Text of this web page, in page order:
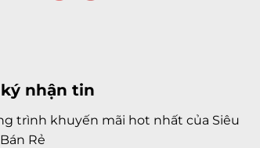
nhận tin
trình khuyến mãi hot nhất của Siêu
Bán Rẻ